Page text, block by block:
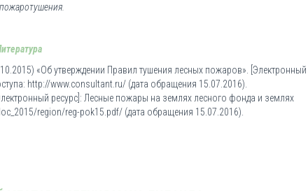
«Об утверждении Правил тушения лесных пожаров». [Электронный
http://www.consultant.ru/ (дата обращения 15.07.2016).
ресурс]: Лесные пожары на землях лесного фонда и землях
region/reg-pok15.pdf/ (дата обращения 15.07.2016).